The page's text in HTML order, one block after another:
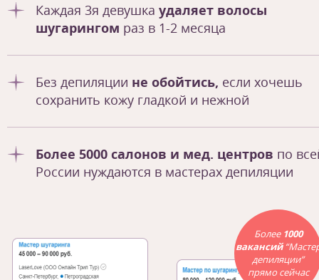
Более 1000
вакансий
депиляции”
прямо сейчас
Каждая 3я девушка удаляет волосы
шугарингом раз в 1-2 месяца
Без депиляции не обойтись, если хочешь
сохранить кожу гладкой и нежной
Более 5000 салонов и мед. центров по
России нуждаются в мастерах депиляции